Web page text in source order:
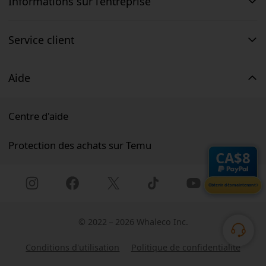
Service client
Aide
Centre d'aide
Protection des achats sur Temu
© 2022－2026 Whaleco Inc.
Conditions d'utilisation Politique de confidentialité
CA$8
Obtenir dès maintenant